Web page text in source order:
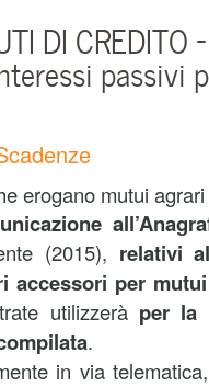
DI
passivi
erogano mutui
(2015), relativi
accessori per
utilizzerà per la
.
in via